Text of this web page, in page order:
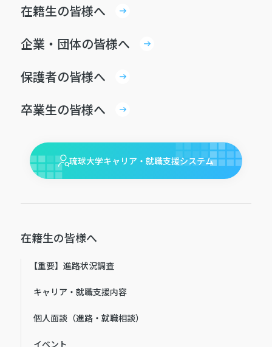
在籍生の皆様へ
企業・団体の皆様へ
保護者の皆様へ
卒業生の皆様へ
琉球大学キャリア・就職支援システム
在籍生の皆様へ
【重要】進路状況調査
キャリア・就職支援内容
個人面談（進路・就職相談）
イベント